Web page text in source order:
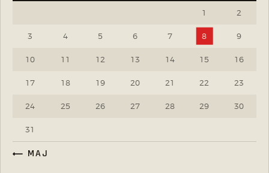
1 2
3 4 5 6 7 8 9
10 11 12 13 14 15 16
17 18 19 20 21 22 23
24 25 26 27 28 29 30
31
« MAJ